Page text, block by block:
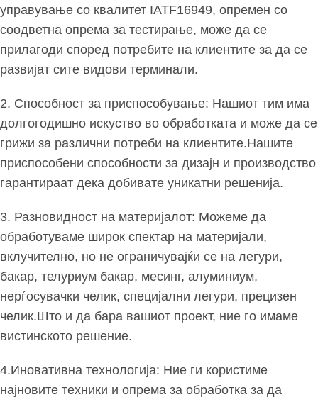
управување со квалитет IATF16949, опремен со
соодветна опрема за тестирање, може да се
прилагоди според потребите на клиентите за да се
развијат сите видови терминали.
2. Способност за приспособување: Нашиот тим има
долгогодишно искуство во обработката и може да се
грижи за различни потреби на клиентите.Нашите
приспособени способности за дизајн и производство
гарантираат дека добивате уникатни решенија.
3. Разновидност на материјалот: Можеме да
обработуваме широк спектар на материјали,
вклучително, но не ограничувајќи се на легури,
бакар, телуриум бакар, месинг, алуминиум,
нерѓосувачки челик, специјални легури, прецизен
челик.Што и да бара вашиот проект, ние го имаме
вистинското решение.
4.Иновативна технологија: Ние ги користиме
најновите техники и опрема за обработка за да